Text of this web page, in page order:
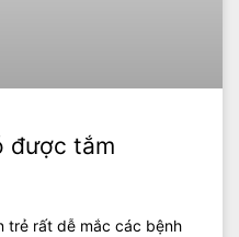
được tắm
trẻ rất dễ mắc các bệnh